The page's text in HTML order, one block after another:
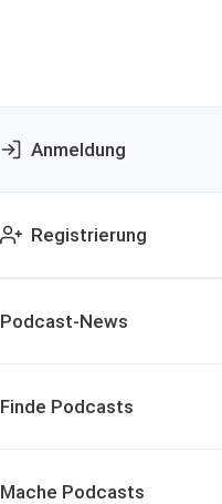
Anmeldung
Registrierung
Podcast-News
Finde Podcasts
Mache Podcasts